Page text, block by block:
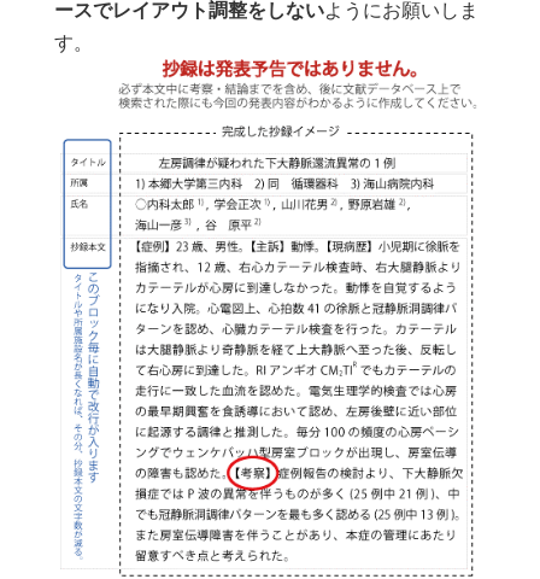
ースでレイアウト調整をしないようにお願いしま
す。